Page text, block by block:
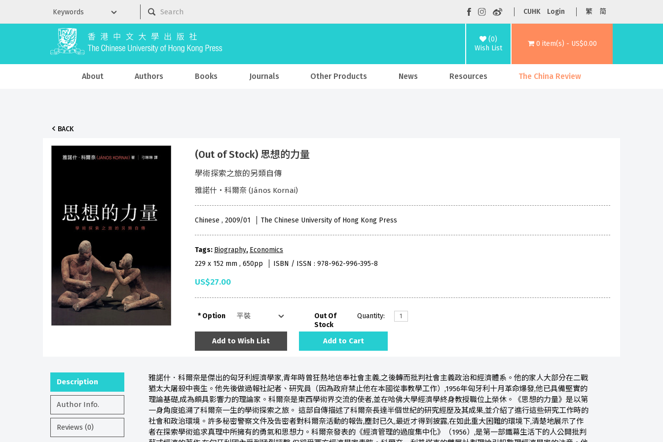
CUHK Login 繁 简
(0)
Wish List
0 item(s) - US$0.00
About Authors Books Journals Other Products News Resources The China Review
BACK
(Out of Stock) 思想的力量
學術探索之旅的另類自傳
雅諾什‧科爾奈 (János Kornai)
Chinese , 2009/01 The Chinese University of Hong Kong Press
Tags: Biography, Economics
229 x 152 mm , 650pp
ISBN / ISSN : 978-962-996-395-8
US$27.00
Option
Out Of
Stock
Quantity:
Add to Wish List Add to Cart
Description
Author Info.
Reviews (0)
雅諾什．科爾奈是傑出的匈牙利經濟學家,青年時曾狂熱地信奉社會主義,之後轉而批判社會主義政治和經濟體系。他的家人大部分在二戰
猶太大屠殺中喪生。他先後做過報社記者、研究員（因為政府禁止他在本國從事教學工作）,1956年匈牙利十月革命爆發,他已具備堅實的
理論基礎,成為頗具影響力的理論家。科爾奈是東西學術界交流的使者,並在哈佛大學經濟學終身教授職位上榮休。《思想的力量》是以第
一身角度追溯了科爾奈一生的學術探索之旅。 這部自傳描述了科爾奈長達半個世紀的研究經歷及其成果,並介紹了進行這些研究工作時的
社會和政治環境。許多秘密警察文件及告密者對科爾奈活動的報告,塵封已久,最近才得到披露,在如此重大困難的環境下,清楚地展示了作
者在探索學術追求真理中所擁有的勇氣和思想力。科爾奈發表的《經濟管理的過度集中化》（1956）,是第一部鐵幕生活下的人公開批判